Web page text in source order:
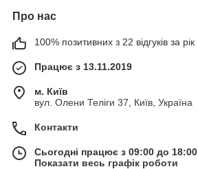
Про нас
100% позитивних з 22 відгуків за рік
Працює з 13.11.2019
м. Київ
вул. Олени Теліги 37, Київ, Україна
Контакти
Сьогодні працює з 09:00 до 18:00
Показати весь графік роботи